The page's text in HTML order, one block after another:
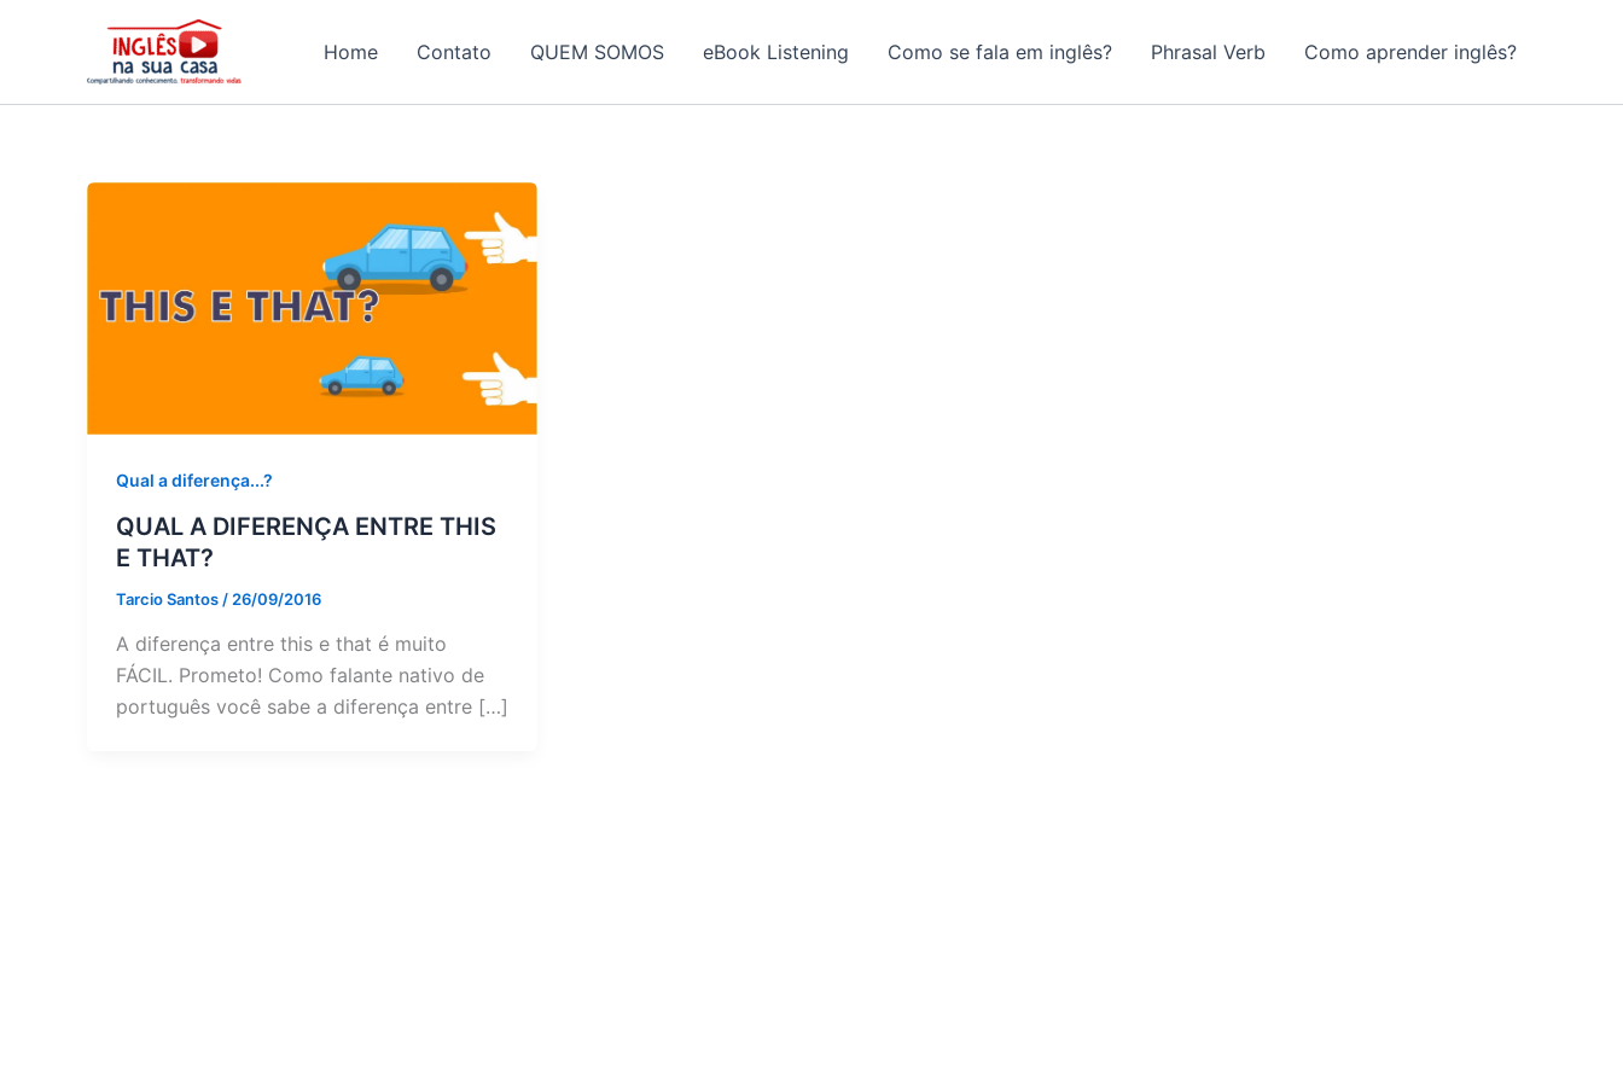
conteúdo
Home Contato QUEM SOMOS eBook Listening Como se fala em inglês? Phrasal Verb Como aprender inglês?
Qual a diferença...?
QUAL A DIFERENÇA ENTRE THIS
E THAT?
Tarcio Santos / 26/09/2016
A diferença entre this e that é muito
FÁCIL. Prometo! Como falante nativo de
português você sabe a diferença entre […]